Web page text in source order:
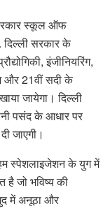
स्कूल ऑफ
सरकार के
इंजीनियरिंग,
और 21वीं सदी के
जायेगा। दिल्ली
पसंद के आधार पर
जाएगी।
हम स्पेशलाइजेशन के युग में
जो भविष्य की
में अनूठा और